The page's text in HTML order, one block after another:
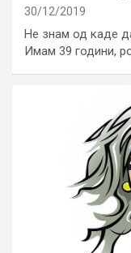
30/12/2019
Не знам од каде
Имам 39 години,